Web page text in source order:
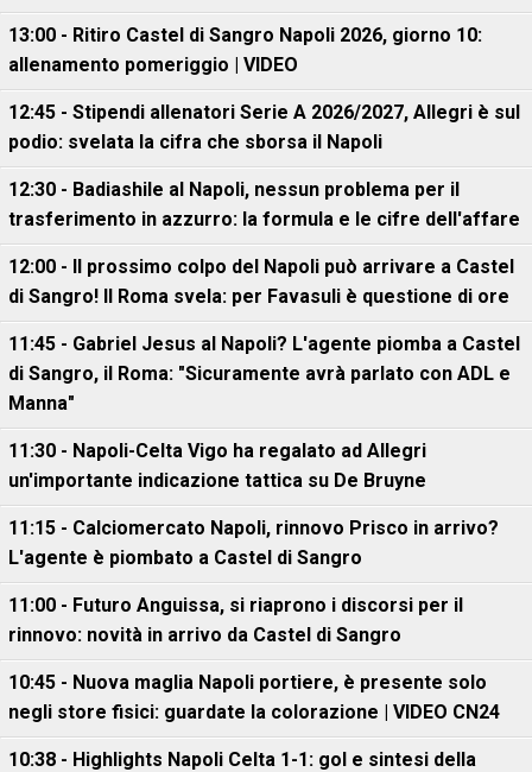
13:00 - Ritiro Castel di Sangro Napoli 2026, giorno 10:
allenamento pomeriggio | VIDEO
12:45 - Stipendi allenatori Serie A 2026/2027, Allegri è sul
podio: svelata la cifra che sborsa il Napoli
12:30 - Badiashile al Napoli, nessun problema per il
trasferimento in azzurro: la formula e le cifre dell'affare
12:00 - Il prossimo colpo del Napoli può arrivare a Castel
di Sangro! Il Roma svela: per Favasuli è questione di ore
11:45 - Gabriel Jesus al Napoli? L'agente piomba a Castel
di Sangro, il Roma: "Sicuramente avrà parlato con ADL e
Manna"
11:30 - Napoli-Celta Vigo ha regalato ad Allegri
un'importante indicazione tattica su De Bruyne
11:15 - Calciomercato Napoli, rinnovo Prisco in arrivo?
L'agente è piombato a Castel di Sangro
11:00 - Futuro Anguissa, si riaprono i discorsi per il
rinnovo: novità in arrivo da Castel di Sangro
10:45 - Nuova maglia Napoli portiere, è presente solo
negli store fisici: guardate la colorazione | VIDEO CN24
10:38 - Highlights Napoli Celta 1-1: gol e sintesi della